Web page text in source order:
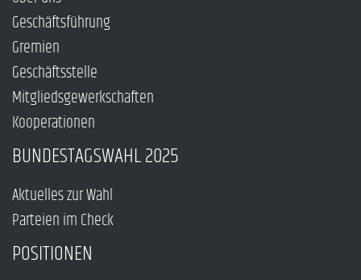
Geschäftsführung
Gremien
Geschäftsstelle
Mitgliedsgewerkschaften
Kooperationen
BUNDESTAGSWAHL 2025
Aktuelles zur Wahl
Parteien im Check
POSITIONEN